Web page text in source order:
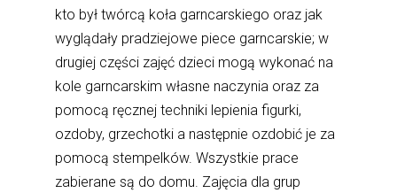
kto był twórcą koła garncarskiego oraz jak
wyglądały pradziejowe piece garncarskie; w
drugiej części zajęć dzieci mogą wykonać na
kole garncarskim własne naczynia oraz za
pomocą ręcznej techniki lepienia figurki,
ozdoby, grzechotki a następnie ozdobić je za
pomocą stempelków. Wszystkie prace
zabierane są do domu. Zajęcia dla grup